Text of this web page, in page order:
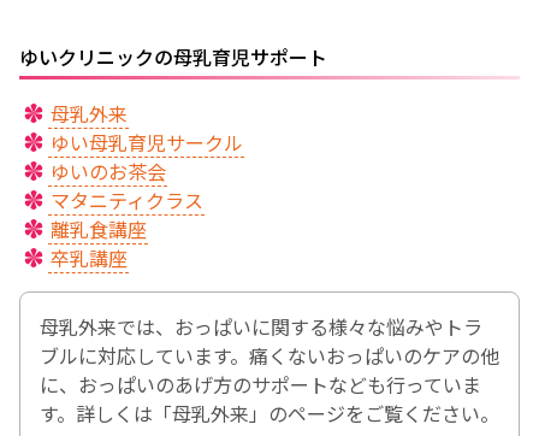
ゆいクリニックの母乳育児サポート
母乳外来
ゆい母乳育児サークル
ゆいのお茶会
マタニティクラス
離乳食講座
卒乳講座
母乳外来では、おっぱいに関する様々な悩みやトラ
ブルに対応しています。痛くないおっぱいのケアの他
に、おっぱいのあげ方のサポートなども行っていま
す。詳しくは「母乳外来」のページをご覧ください。